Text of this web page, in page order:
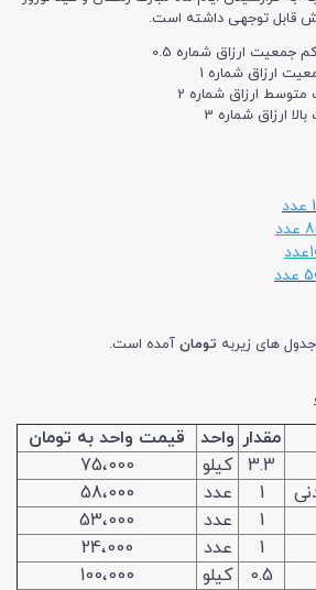
قابل توجهی داشته است.
جمعیت ارزاق شماره 0.5
ارزاق شماره 1
متوسط ارزاق شماره 2
ارزاق شماره 3
های زیربه تومان آمده است.
مقدار واحد
قیمت واحد به تومان
3.3 کیلو
75،000
1 عدد
58،000
1 عدد
53،000
1 عدد
24،000
0.5 کیلو
100،000